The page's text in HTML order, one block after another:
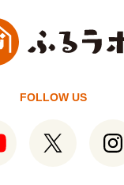
FOLLOW US